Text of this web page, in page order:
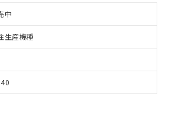
中
生産機種